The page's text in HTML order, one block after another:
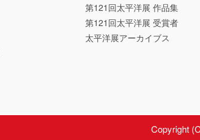
第121回太平洋展 作品集
第121回太平洋展 受賞者
太平洋展アーカイブス
Copyright